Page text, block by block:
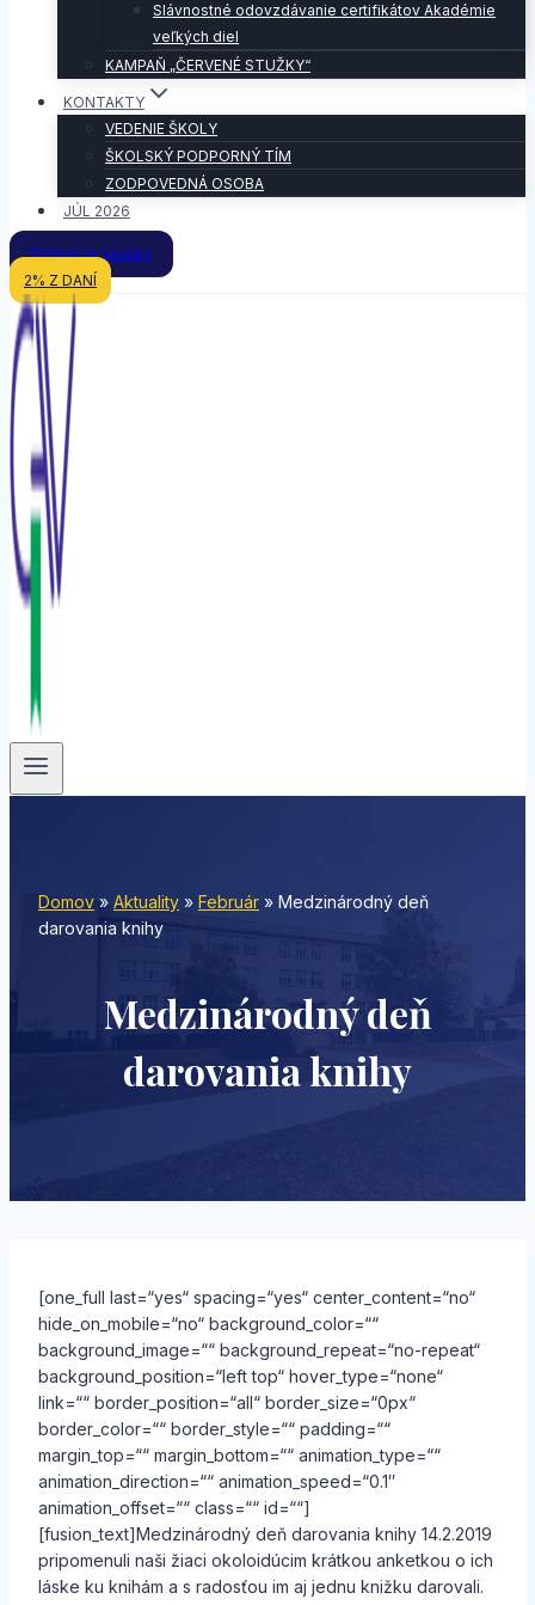
Slávnostné odovzdávanie certifikátov Akadémie
veľkých diel
KAMPAŇ „ČERVENÉ STUŽKY“
KONTAKTY
VEDENIE ŠKOLY
ŠKOLSKÝ PODPORNÝ TÍM
ZODPOVEDNÁ OSOBA
JÚL 2026
Prijímacie skúšky
2% Z DANÍ
Domov » Aktuality » Február » Medzinárodný deň
darovania knihy
Medzinárodný deň
darovania knihy
[one_full last=“yes“ spacing=“yes“ center_content=“no“
hide_on_mobile=“no“ background_color=““
background_image=““ background_repeat=“no-repeat“
background_position=“left top“ hover_type=“none“
link=““ border_position=“all“ border_size=“0px“
border_color=““ border_style=““ padding=““
margin_top=““ margin_bottom=““ animation_type=““
animation_direction=““ animation_speed=“0.1″
animation_offset=““ class=““ id=““]
[fusion_text]Medzinárodný deň darovania knihy 14.2.2019
pripomenuli naši žiaci okoloidúcim krátkou anketkou o ich
láske ku knihám a s radosťou im aj jednu knižku darovali.